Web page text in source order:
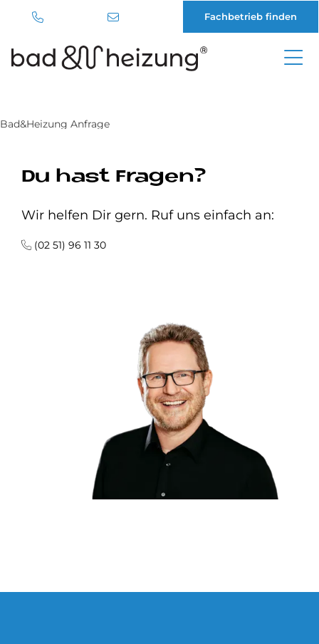
Fachbetrieb finden
Bad&Heizung Anfrage
Du hast Fragen?
Wir helfen Dir gern. Ruf uns einfach an:
(02 51) 96 11 30